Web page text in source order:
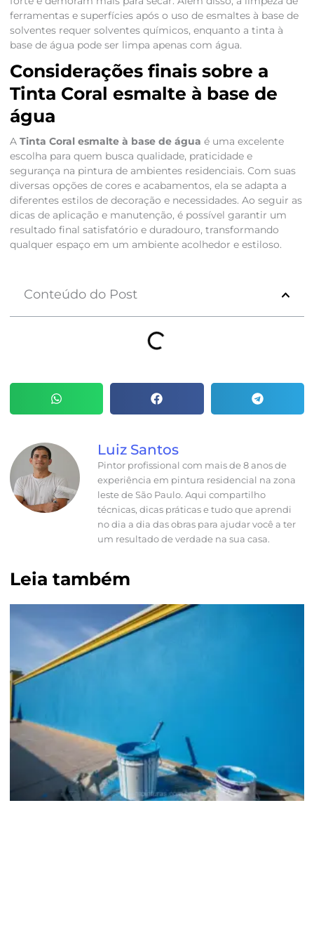
ferramentas e superfícies após o uso de esmaltes à base de
solventes requer solventes químicos, enquanto a tinta à
base de água pode ser limpa apenas com água.
Considerações finais sobre a
Tinta Coral esmalte à base de
água
A Tinta Coral esmalte à base de água é uma excelente
escolha para quem busca qualidade, praticidade e
segurança na pintura de ambientes residenciais. Com suas
diversas opções de cores e acabamentos, ela se adapta a
diferentes estilos de decoração e necessidades. Ao seguir as
dicas de aplicação e manutenção, é possível garantir um
resultado final satisfatório e duradouro, transformando
qualquer espaço em um ambiente acolhedor e estiloso.
Conteúdo do Post
Luiz Santos
Pintor profissional com mais de 8 anos de
experiência em pintura residencial na zona
leste de São Paulo. Aqui compartilho
técnicas, dicas práticas e tudo que aprendi
no dia a dia das obras para ajudar você a ter
um resultado de verdade na sua casa.
Leia também